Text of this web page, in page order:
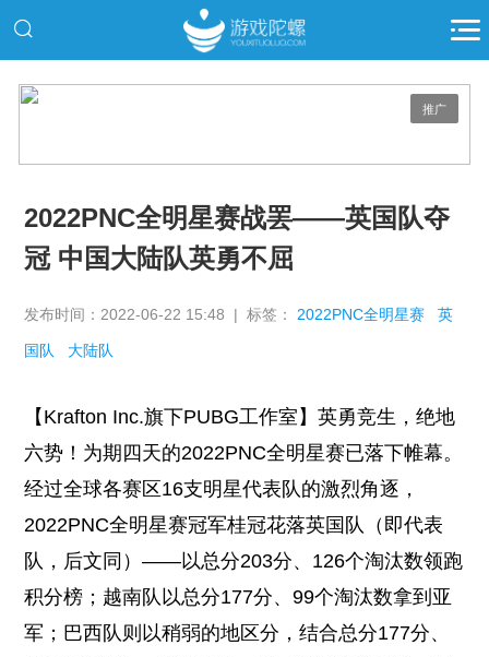
推广
2022PNC全明星赛战罢——英国队夺
冠 中国大陆队英勇不屈
发布时间：2022-06-22 15:48 | 标签： 2022PNC全明星赛 英
国队 大陆队
【Krafton Inc.旗下PUBG工作室】英勇竞生，绝地
六势！为期四天的2022PNC全明星赛已落下帷幕。
经过全球各赛区16支明星代表队的激烈角逐，
2022PNC全明星赛冠军桂冠花落英国队（即代表
队，后文同）——以总分203分、126个淘汰数领跑
积分榜；越南队以总分177分、99个淘汰数拿到亚
军；巴西队则以稍弱的地区分，结合总分177分、